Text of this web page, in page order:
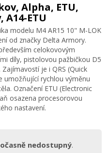
Alpha, ETU,
ETU
modelu M4 AR15 10" M-LOK
od značky Delta Armory.
celokovovým
díly, pistolovou pažbičkou D5
je i QRS (Quick
umožňující rychlou výměnu
Označení ETU (Electronic
osazena procesorovou
nastavení.
nedostupný.